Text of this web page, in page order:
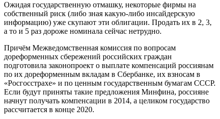
Ожидая государственную отмашку, некоторые фирмы на
собственный риск (либо зная какую-либо инсайдерскую
информацию) уже скупают эти облигации. Продать их в 2, 3,
а то и 5 раз дороже номинала сейчас нетрудно.
Причём Межведомственная комиссия по вопросам
дореформенных сбережений российских граждан
подготовила законопроект о выплате компенсаций россиянам
по их дореформенным вкладам в Сбербанке, их взносам в
«Росгосстрахе» и по ценным государственным бумагам СССР.
Если будут приняты такие предложения Минфина, россияне
начнут получать компенсации в 2014, а целиком государство
рассчитается в конце 2020.